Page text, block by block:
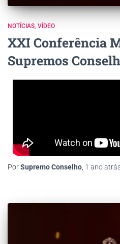
NOTÍCIAS VÍDEO
XXI Conferência
Supremos
PorSupremo Conselho, 1 ano